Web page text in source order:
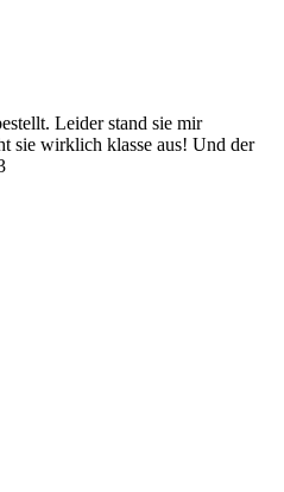
Leider stand sie mir
sie wirklich klasse aus! Und der